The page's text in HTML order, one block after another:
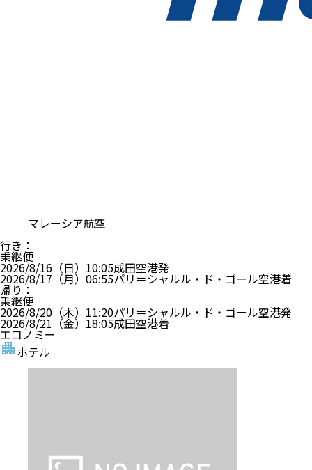
マレーシア航空
行き ：
乗継便
2026/8/16（日） 10:05成田空港発
2026/8/17（月） 06:55パリ＝シャルル・ド・ゴール空港着
帰り ：
乗継便
2026/8/20（木） 11:20パリ＝シャルル・ド・ゴール空港発
2026/8/21（金） 18:05成田空港着
エコノミー
ホテル